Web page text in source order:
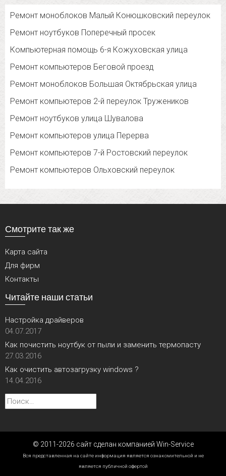
Ремонт моноблоков Малый Конюшковский переулок
Ремонт ноутбуков Поперечный просек
Компьютерная помощь 6-я Кожуховская улица
Ремонт компьютеров Беговой проезд
Ремонт моноблоков Большая Октябрьская улица
Ремонт компьютеров 2-й переулок Тружеников
Ремонт ноутбуков улица Шувалова
Ремонт компьютеров улица Перерва
Ремонт компьютеров 7-й Ростовский переулок
Ремонт компьютеров Ольховский переулок
Смотрите так же
Карта сайта
Для фирм
Контакты
Читайте наши статьи
Настройка драйверов
04.07.2017
Как почистить ноутбук от пыли и заменить термопасту
27.03.2016
Как очистить автозагрузку windows ?
14.04.2016
Найти:
© 2011-2026 сайт сделан компанией Win-Service
Вся представленная на сайте информация является ознакомительной и не
является публичной офертой